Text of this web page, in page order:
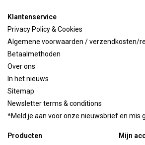
Klantenservice
Privacy Policy & Cookies
Algemene voorwaarden / verzendkosten/
Betaalmethoden
Over ons
In het nieuws
Sitemap
Newsletter terms & conditions
*Meld je aan voor onze nieuwsbrief en mis
Producten
Mijn